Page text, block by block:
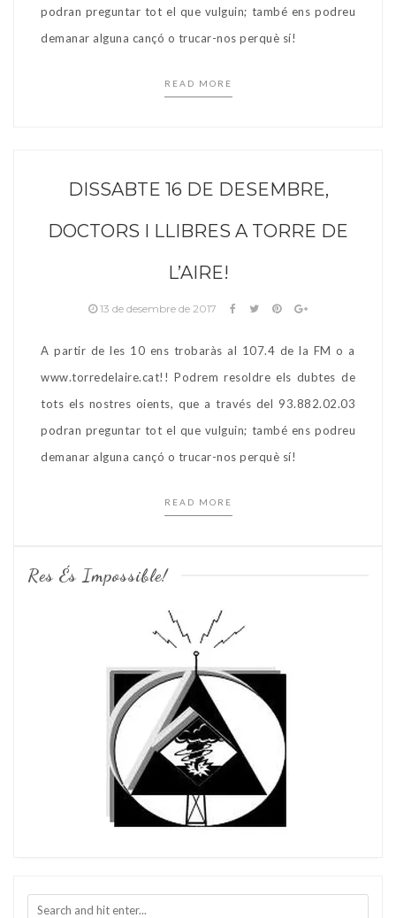
podran preguntar tot el que vulguin; també ens podreu
demanar alguna cançó o trucar-nos perquè sí!
READ MORE
DISSABTE 16 DE DESEMBRE,
DOCTORS I LLIBRES A TORRE DE
L’AIRE!
13 de desembre de 2017
A partir de les 10 ens trobaràs al 107.4 de la FM o a
www.torredelaire.cat!! Podrem resoldre els dubtes de
tots els nostres oients, que a través del 93.882.02.03
podran preguntar tot el que vulguin; també ens podreu
demanar alguna cançó o trucar-nos perquè sí!
READ MORE
Res És Impossible!